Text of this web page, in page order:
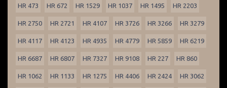
HR 473 HR 672 HR 1529 HR 1037 HR 1495 HR 2203
HR 2750 HR 2721 HR 4107 HR 3726 HR 3266 HR 3279
HR 4117 HR 4123 HR 4935 HR 4779 HR 5859 HR 6219
HR 6687 HR 6807 HR 7327 HR 9108 HR 227 HR 860
HR 1062 HR 1133 HR 1275 HR 4406 HR 2424 HR 3062